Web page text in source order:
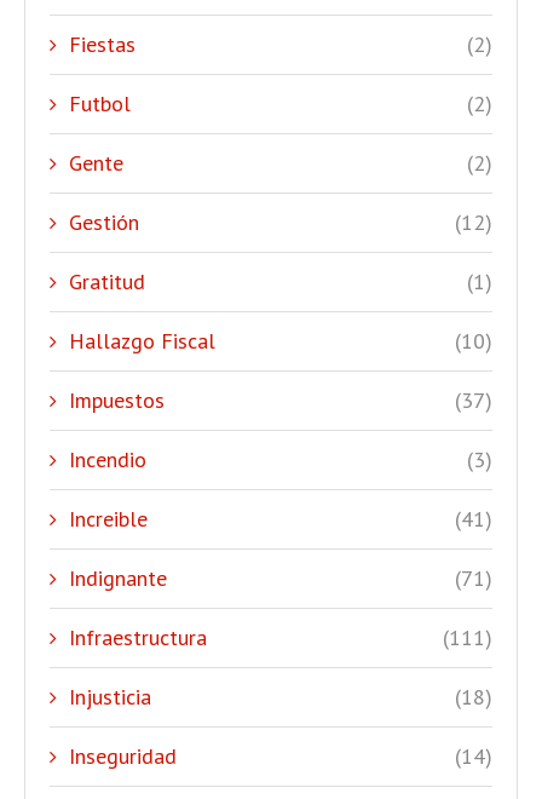
Fiestas (2)
Futbol (2)
Gente (2)
Gestión (12)
Gratitud (1)
Hallazgo Fiscal (10)
Impuestos (37)
Incendio (3)
Increible (41)
Indignante (71)
Infraestructura (111)
Injusticia (18)
Inseguridad (14)